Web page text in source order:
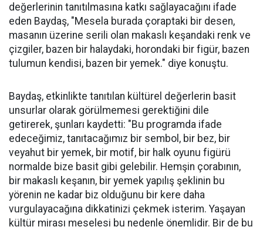
değerlerinin tanıtılmasına katkı sağlayacağını ifade
eden Baydaş, "Mesela burada çoraptaki bir desen,
masanın üzerine serili olan makaslı keşandaki renk ve
çizgiler, bazen bir halaydaki, horondaki bir figür, bazen
tulumun kendisi, bazen bir yemek." diye konuştu.
Baydaş, etkinlikte tanıtılan kültürel değerlerin basit
unsurlar olarak görülmemesi gerektiğini dile
getirerek, şunları kaydetti: "Bu programda ifade
edeceğimiz, tanıtacağımız bir sembol, bir bez, bir
veyahut bir yemek, bir motif, bir halk oyunu figürü
normalde bize basit gibi gelebilir. Hemşin çorabının,
bir makaslı keşanın, bir yemek yapılış şeklinin bu
yörenin ne kadar biz olduğunu bir kere daha
vurgulayacağına dikkatinizi çekmek isterim. Yaşayan
kültür mirası meselesi bu nedenle önemlidir. Bir de bu